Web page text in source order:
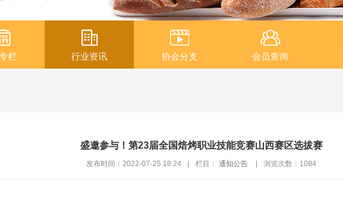
栏 行业资讯 协会分支 会员查询
盛邀参与！第23届全国焙烤职业技能竞赛山西赛区选拔赛
发布时间：2022-07-25 18:24 栏目： 通知公告 浏览次数： 1084